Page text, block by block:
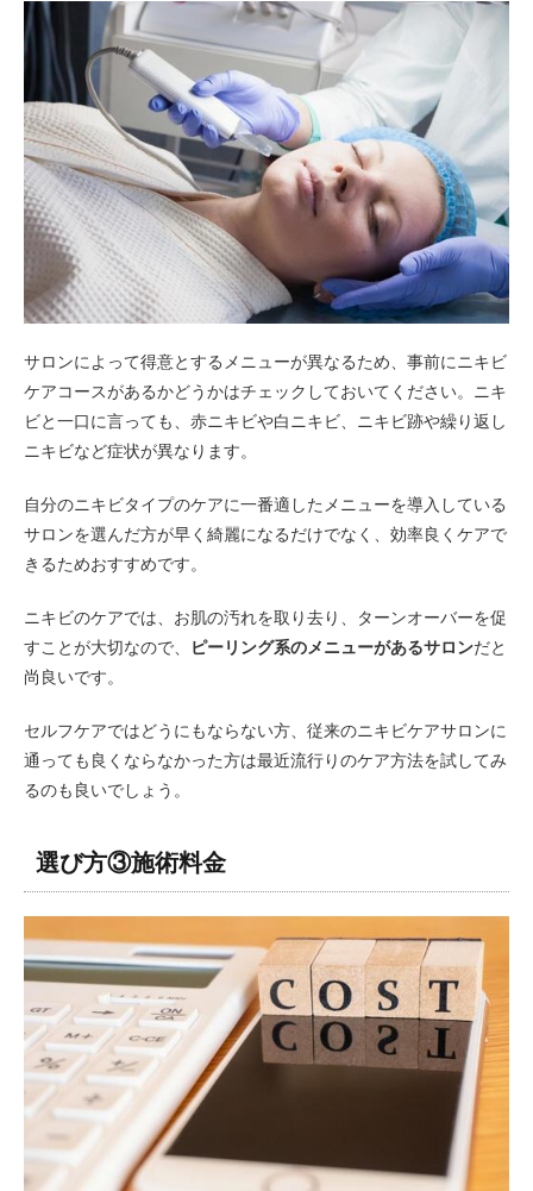
サロンによって得意とするメニューが異なるため、事前にニキビ
ケアコースがあるかどうかはチェックしておいてください。ニキ
ビと一口に言っても、赤ニキビや白ニキビ、ニキビ跡や繰り返し
ニキビなど症状が異なります。
自分のニキビタイプのケアに一番適したメニューを導入している
サロンを選んだ方が早く綺麗になるだけでなく、効率良くケアで
きるためおすすめです。
ニキビのケアでは、お肌の汚れを取り去り、ターンオーバーを促
すことが大切なので、
ピーリング系のメニューがあるサロンだと
尚良いです。
セルフケアではどうにもならない方、従来のニキビケアサロンに
通っても良くならなかった方は最近流行りのケア方法を試してみ
るのも良いでしょう。
選び方③施術料金